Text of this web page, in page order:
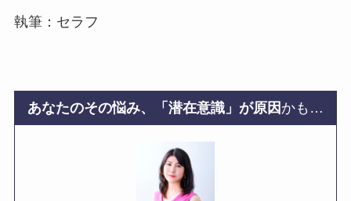
執筆：セラフ
あなたのその悩み、「潜在意識」が原因 かも…